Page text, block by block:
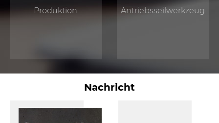
Produktion.
Antriebsseilwerkzeugen.
Nachricht